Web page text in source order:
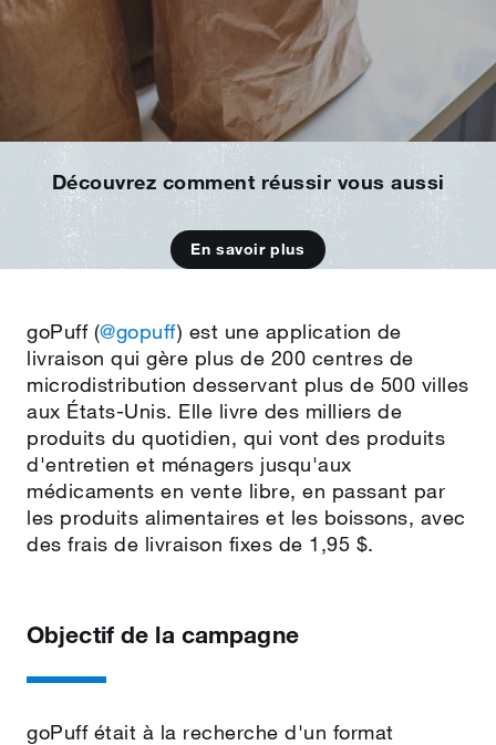
Découvrez comment réussir vous aussi
En savoir plus
goPuff (@gopuff) est une application de
livraison qui gère plus de 200 centres de
microdistribution desservant plus de 500 villes
aux États‑Unis. Elle livre des milliers de
produits du quotidien, qui vont des produits
d'entretien et ménagers jusqu'aux
médicaments en vente libre, en passant par
les produits alimentaires et les boissons, avec
des frais de livraison fixes de 1,95 $.
Objectif de la campagne
goPuff était à la recherche d'un format